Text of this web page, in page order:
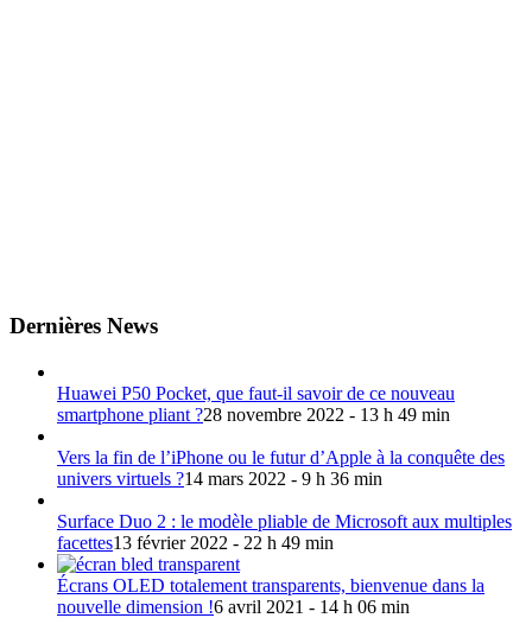
Dernières News
Huawei P50 Pocket, que faut-il savoir de ce nouveau
smartphone pliant ?28 novembre 2022 - 13 h 49 min
Vers la fin de l’iPhone ou le futur d’Apple à la conquête des
univers virtuels ?14 mars 2022 - 9 h 36 min
Surface Duo 2 : le modèle pliable de Microsoft aux multiples
facettes13 février 2022 - 22 h 49 min
Écrans OLED totalement transparents, bienvenue dans la
nouvelle dimension !6 avril 2021 - 14 h 06 min